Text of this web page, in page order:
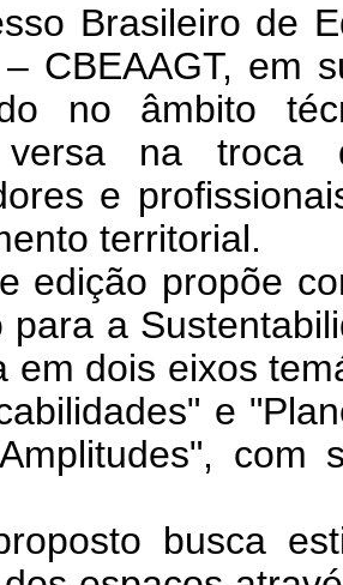
Brasileiro de
CBEAAGT, em
no âmbito
versa na troca
e
territorial.
edição propõe
para a
em dois eixos
e
busca